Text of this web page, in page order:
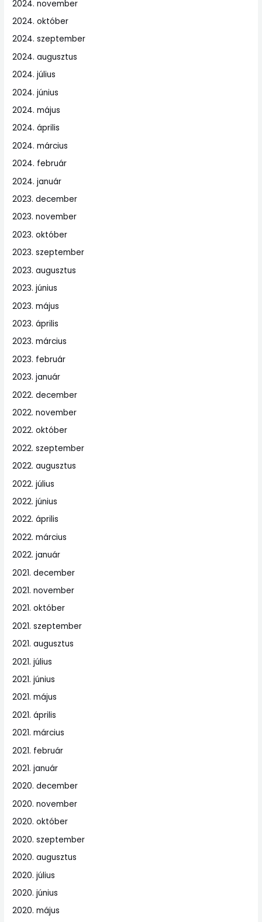
2024. november
2024. október
2024. szeptember
2024. augusztus
2024. július
2024. június
2024. május
2024. április
2024. március
2024. február
2024. január
2023. december
2023. november
2023. október
2023. szeptember
2023. augusztus
2023. június
2023. május
2023. április
2023. március
2023. február
2023. január
2022. december
2022. november
2022. október
2022. szeptember
2022. augusztus
2022. július
2022. június
2022. április
2022. március
2022. január
2021. december
2021. november
2021. október
2021. szeptember
2021. augusztus
2021. július
2021. június
2021. május
2021. április
2021. március
2021. február
2021. január
2020. december
2020. november
2020. október
2020. szeptember
2020. augusztus
2020. július
2020. június
2020. május